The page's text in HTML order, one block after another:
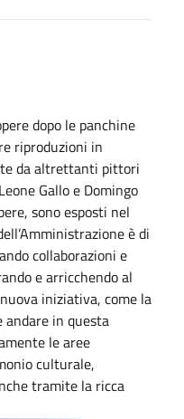
dopo le panchine
riproduzioni in
da altrettanti pittori
Gallo e Domingo
sono esposti nel
è di
collaborazioni e
e arricchendo al
iniziativa, come la
in questa
le aree
culturale,
tramite la ricca